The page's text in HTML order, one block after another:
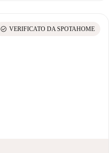
check_circle VERIFICATO DA SPOTAHOME